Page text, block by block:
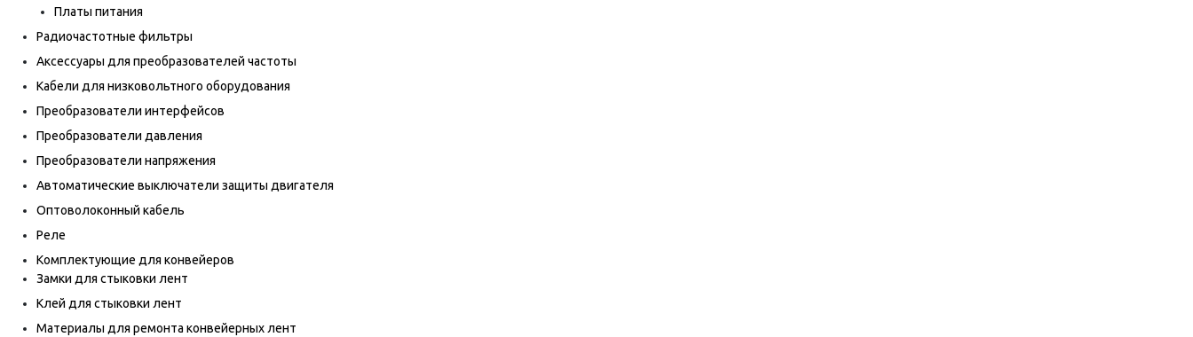
Платы питания
Радиочастотные фильтры
Аксессуары для преобразователей частоты
Кабели для низковольтного оборудования
Преобразователи интерфейсов
Преобразователи давления
Преобразователи напряжения
Автоматические выключатели защиты двигателя
Оптоволоконный кабель
Реле
Комплектующие для конвейеров
Замки для стыковки лент
Клей для стыковки лент
Материалы для ремонта конвейерных лент